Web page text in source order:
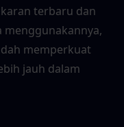
terbaru dan
menggunakannya,
memperkuat
jauh dalam